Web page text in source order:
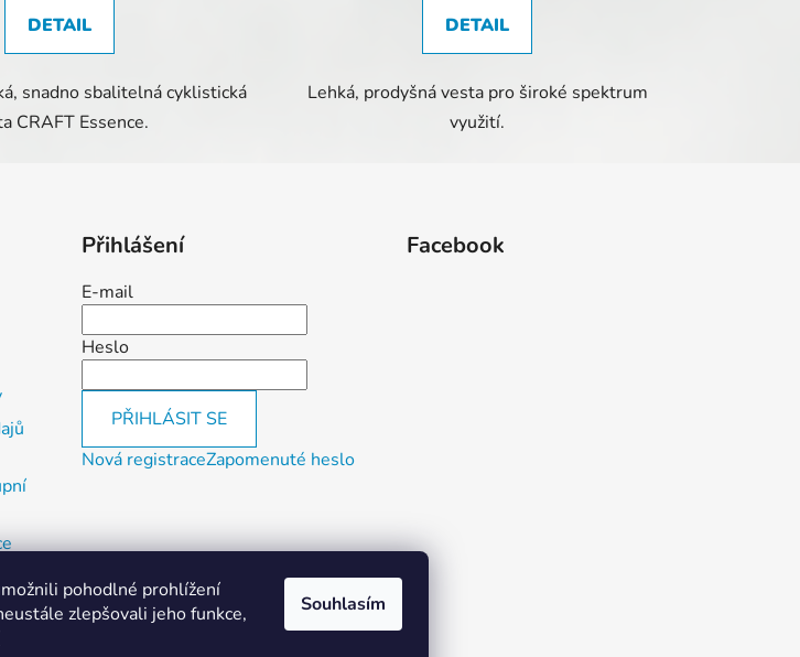
pohodlné prohlížení
zlepšovali jeho funkce,
Souhlasím
DETAIL
snadno sbalitelná cyklistická
CRAFT Essence.
DETAIL
Lehká, prodyšná vesta pro široké spektrum
využití.
Přihlášení
E-mail
Heslo
PŘIHLÁSIT SE
Nová registraceZapomenuté heslo
Facebook